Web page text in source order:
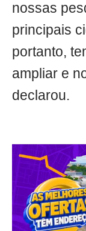
nossas
principais
portanto,
ampliar e
declarou.